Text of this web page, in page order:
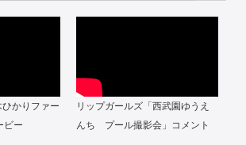
ひかりファー
ビー
リップガールズ「西武園ゆうえ
んち プール撮影会」コメント